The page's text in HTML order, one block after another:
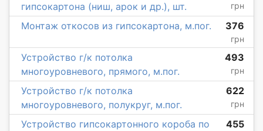
гипсокартона (ниш, арок и др.), шт.
грн
Монтаж откосов из гипсокартона, м.пог. 376
грн
Устройство г/к потолка
многоуровневого, прямого, м.пог.
493
грн
Устройство г/к потолка
многоуровневого, полукруг, м.пог.
622
грн
Устройство гипсокартонного короба по
455